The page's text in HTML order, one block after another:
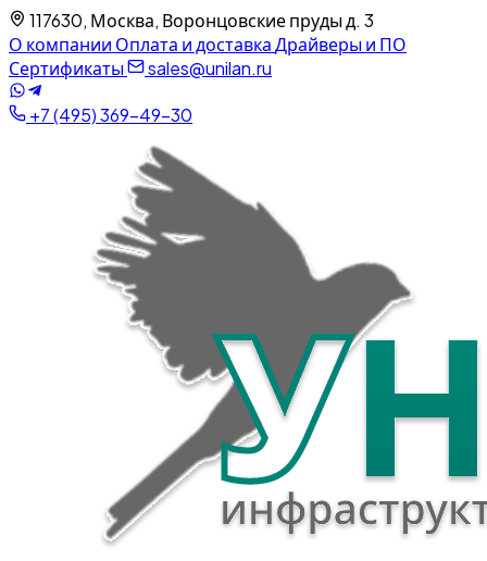
117630, Москва, Воронцовские пруды д. 3
О компании Оплата и доставкаДрайверы и ПО
Сертификаты
sales@unilan.ru
+7 (495) 369-49-30